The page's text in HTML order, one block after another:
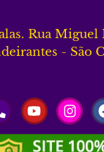
Rua Miguel
- São